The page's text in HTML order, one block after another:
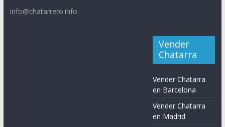
info@chatarrero.info
Vender
Chatarra
Vender Chatarra
en Barcelona
Vender Chatarra
en Madrid